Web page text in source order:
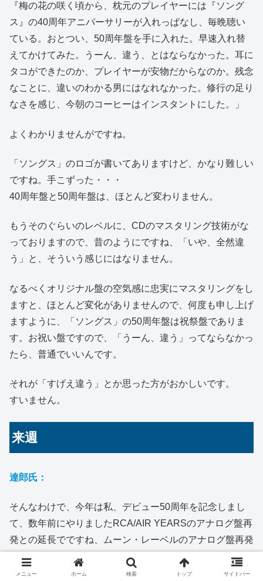
『梅の花の咲く頃から、枕元のプレイヤーには『ソング
ス』の40周年アニバーサリーが入れっぱなし、毎晩聴い
ている。おとつい、50周年盤を手に入れた。早速入れ替
えてかけてみた。うーん、違う、とはならなかった。耳に
タコができたのか、プレイヤーが安物だからなのか。残念
なことに、違いのわかる男にはなれなかった。修行の足り
なさを感じ、今朝のコーヒーはインスタントにした。」
よくわかりませんがですね。
「ソングス」のロゴが書いてありますけど、かなり難しい
ですね。手こずった・・・
40周年盤と50周年盤は、ほとんど変わりません。
もうそのぐらいのレベルに、CDのマスタリング技術がな
っておりますので、昔のようにですね、「いや、全然違
う」と、そういう感じにはなりません。
なるべくオリジナル盤の空気感に忠実にマスタリングをし
ますと、ほとんど変化がありませんので、何度も申し上げ
ますように、「ソングス」の50周年盤は祝祭盤でありま
す。お祝い盤ですので、「うーん、違う」ってならなかっ
たら、普通でいいんです。
それが「すげえ違う」とか思った方がおかしいです。
すいません。
来週
達郎氏：
そんなわけで、今年は私、デビュー50周年を記念しまし
て、数年前にやりましたRCA/AIR YEARSのアナログ盤再
発との延長でですね、ムーン・レーベルのアナログ盤再発
を順次やってまいります。
メニュー ホーム 検索 トップ サイドバー